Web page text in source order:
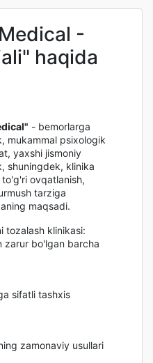
-
haqida
- bemorlarga
mukammal psixologik
yaxshi jismoniy
shuningdek, klinika
to'g'ri ovqatlanish,
tarziga
maqsadi.
tozalash klinikasi:
zarur bo'lgan barcha
sifatli tashxis
zamonaviy usullari